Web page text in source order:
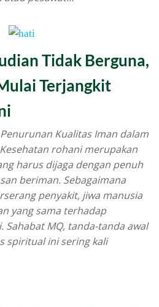
Tidak Berguna,
Terjangkit
Kualitas Iman dalam
rohani merupakan
harus dijaga dengan penuh
beriman. Sebagaimana
penyakit, jiwa manusia
yang sama terhadap
Sahabat MQ, tanda-tanda awal
spiritual ini sering kali